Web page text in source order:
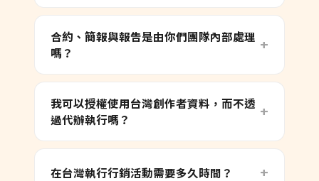
合約、簡報與報告是由你們團隊內部處理
嗎？
我可以授權使用台灣創作者資料，而不透
過代辦執行嗎？
在台灣執行行銷活動需要多久時間？